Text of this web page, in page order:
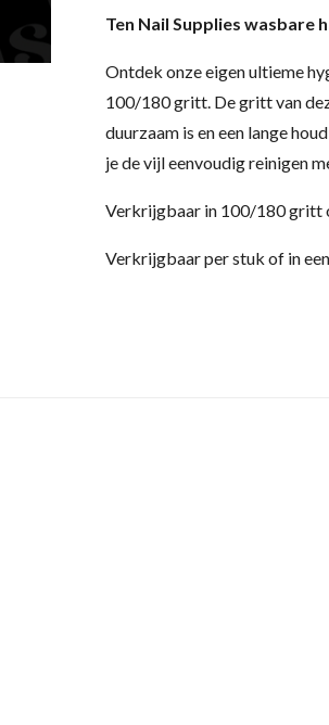
Ten Nail Supplies wasbare
Ontdek onze eigen ultieme
100/180 gritt. De gritt van
duurzaam is en een lange
je de vijl eenvoudig reinigen
Verkrijgbaar in 100/180 gritt
Verkrijgbaar per stuk of in